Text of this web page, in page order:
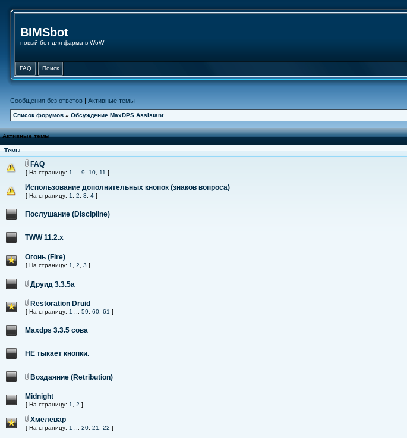
BIMSbot
новый бот для фарма в WoW
FAQ Поиск
Сообщения без ответов | Активные темы
Список форумов » Обсуждение MaxDPS Assistant
Активные темы
Темы
FAQ
[ На страницу: 1 9 10 11 ]
Использование дополнительных кнопок (знаков вопроса)
[ На страницу: 1 2 3 4 ]
Послушание (Discipline)
TWW 11.2.x
Огонь (Fire)
[ На страницу: 1 2 3 ]
Друид 3.3.5а
Restoration Druid
[ На страницу: 1 59 60 61 ]
Maxdps 3.3.5 сова
НЕ тыкает кнопки.
Воздаяние (Retribution)
Midnight
[ На страницу: 1 2 ]
Хмелевар
[ На страницу: 1 20 21 22 ]